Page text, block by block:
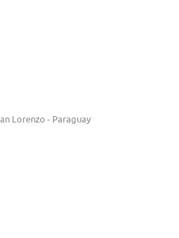
Lorenzo - Paraguay